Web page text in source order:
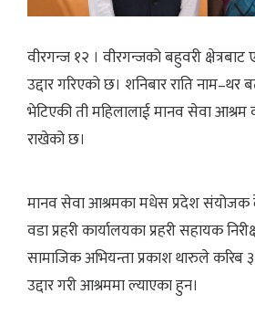
वीरगन्ज १२ । वीरगन्जको बहुवरी
उद्दार गरिएको छ। शनिबार राति
भेटिएकी ती महिलालाई मानव सेवा आश्रम
राखेको छ।
मानव सेवा आश्रमका मधेस प्रदेश संयोजक
वडा प्रहरी कार्यालयका प्रहरी सहायक
सामाजिक अभियन्ता प्रकाश थारुले करिब
उद्दार गरी आश्रममा ल्याएका हुन।